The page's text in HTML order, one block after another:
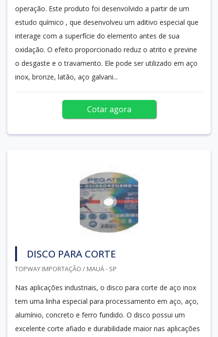
operação. Este produto foi desenvolvido a partir de um
estudo químico , que desenvolveu um aditivo especial que
interage com a superfície do elemento antes de sua
oxidação. O efeito proporcionado reduz o atrito e previne
o desgaste e o travamento. Ele pode ser utilizado em aço
inox, bronze, latão, aço galvani...
Cotar agora
DISCO PARA CORTE
TOPWAY IMPORTAÇÃO / MAUÁ - SP
Nas aplicações industriais, o disco para corte de aço inox
tem uma linha especial para processamento em aço, aço,
alumínio, concreto e ferro fundido. O disco possui um
excelente corte afiado e durabilidade maior nas aplicações